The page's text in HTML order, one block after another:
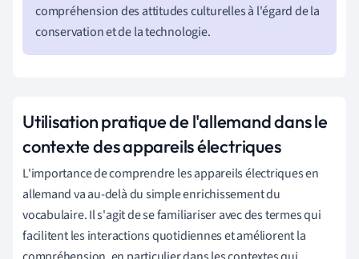
compréhension des attitudes culturelles à l'égard de la
conservation et de la technologie.
Utilisation pratique de l'allemand dans le
contexte des appareils électriques
L'importance de comprendre les appareils électriques en
allemand va au-delà du simple enrichissement du
vocabulaire. Il s'agit de se familiariser avec des termes qui
facilitent les interactions quotidiennes et améliorent la